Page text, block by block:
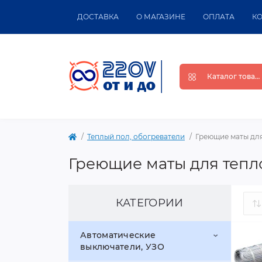
ДОСТАВКА О МАГАЗИНЕ ОПЛАТА
Каталог
Теплый пол, обогреватели Греющие маты
Греющие маты для
КАТЕГОРИИ
Автоматические
выключатели, УЗО